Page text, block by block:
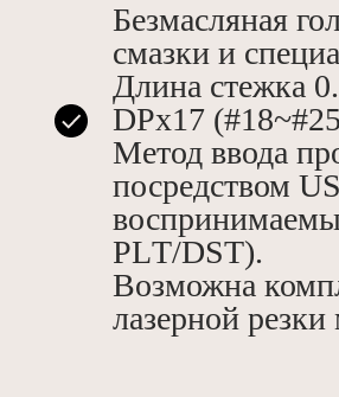
Безмасляная
смазки и
Длина стежка
DРх17
Метод ввода
посредством
РLТ/DSТ).
Возможна
лазерной резки